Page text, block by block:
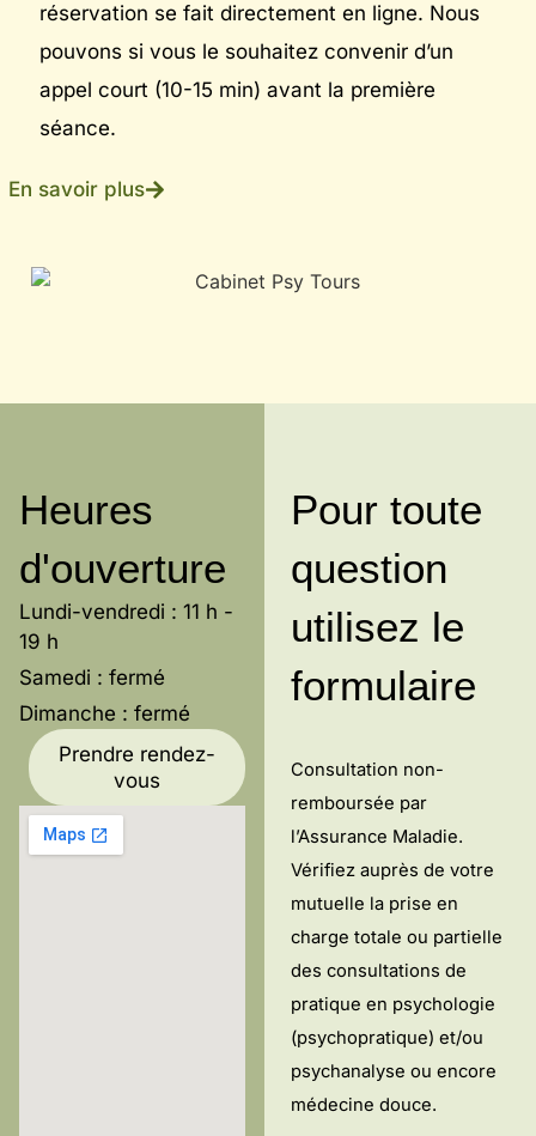
réservation se fait directement en ligne. Nous
pouvons si vous le souhaitez convenir d’un
appel court (10-15 min) avant la première
séance.
En savoir plus
Heures
d'ouverture
Lundi-vendredi : 11 h -
19 h
Samedi : fermé
Dimanche : fermé
Prendre rendez-
vous
Pour toute
question
utilisez le
formulaire
Consultation non-
remboursée par
l’Assurance Maladie.
Vérifiez auprès de votre
mutuelle la prise en
charge totale ou partielle
des consultations de
pratique en psychologie
(psychopratique) et/ou
psychanalyse ou encore
médecine douce.